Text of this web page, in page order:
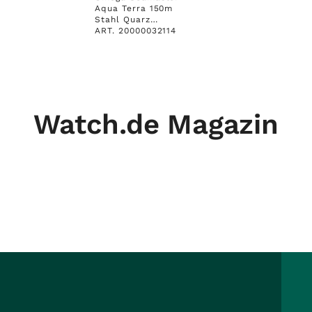
Aqua Terra 150m
Stahl Quarz
Armband Stahl
ART. 20000032114
Watch.de Magazin